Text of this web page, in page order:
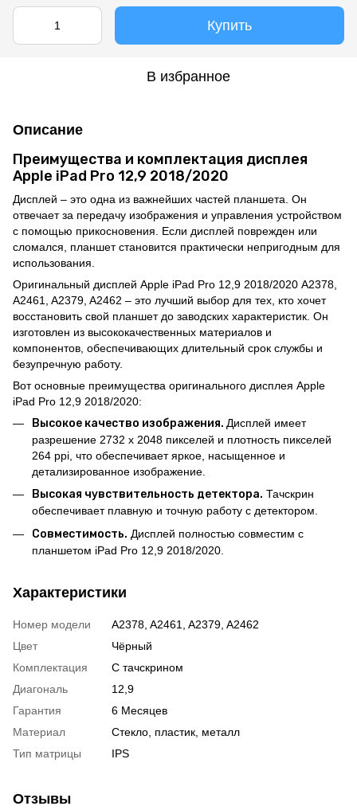
Купить
В избранное
Описание
Преимущества и комплектация дисплея
Apple iPad Pro 12,9 2018/2020
Дисплей – это одна из важнейших частей планшета. Он
отвечает за передачу изображения и управления устройством
с помощью прикосновения. Если дисплей поврежден или
сломался, планшет становится практически непригодным для
использования.
Оригинальный дисплей Apple iPad Pro 12,9 2018/2020 A2378,
A2461, A2379, A2462 – это лучший выбор для тех, кто хочет
восстановить свой планшет до заводских характеристик. Он
изготовлен из высококачественных материалов и
компонентов, обеспечивающих длительный срок службы и
безупречную работу.
Вот основные преимущества оригинального дисплея Apple
iPad Pro 12,9 2018/2020:
Высокое качество изображения. Дисплей имеет
разрешение 2732 x 2048 пикселей и плотность пикселей
264 ppi, что обеспечивает яркое, насыщенное и
детализированное изображение.
Высокая чувствительность детектора. Тачскрин
обеспечивает плавную и точную работу с детектором.
Совместимость. Дисплей полностью совместим с
планшетом iPad Pro 12,9 2018/2020.
Характеристики
Номер модели
A2378, A2461, A2379, A2462
Цвет
Чёрный
Комплектация
С тачскрином
Диагональ
12,9
Гарантия
6 Месяцев
Материал
Стекло, пластик, металл
Тип матрицы
IPS
Отзывы